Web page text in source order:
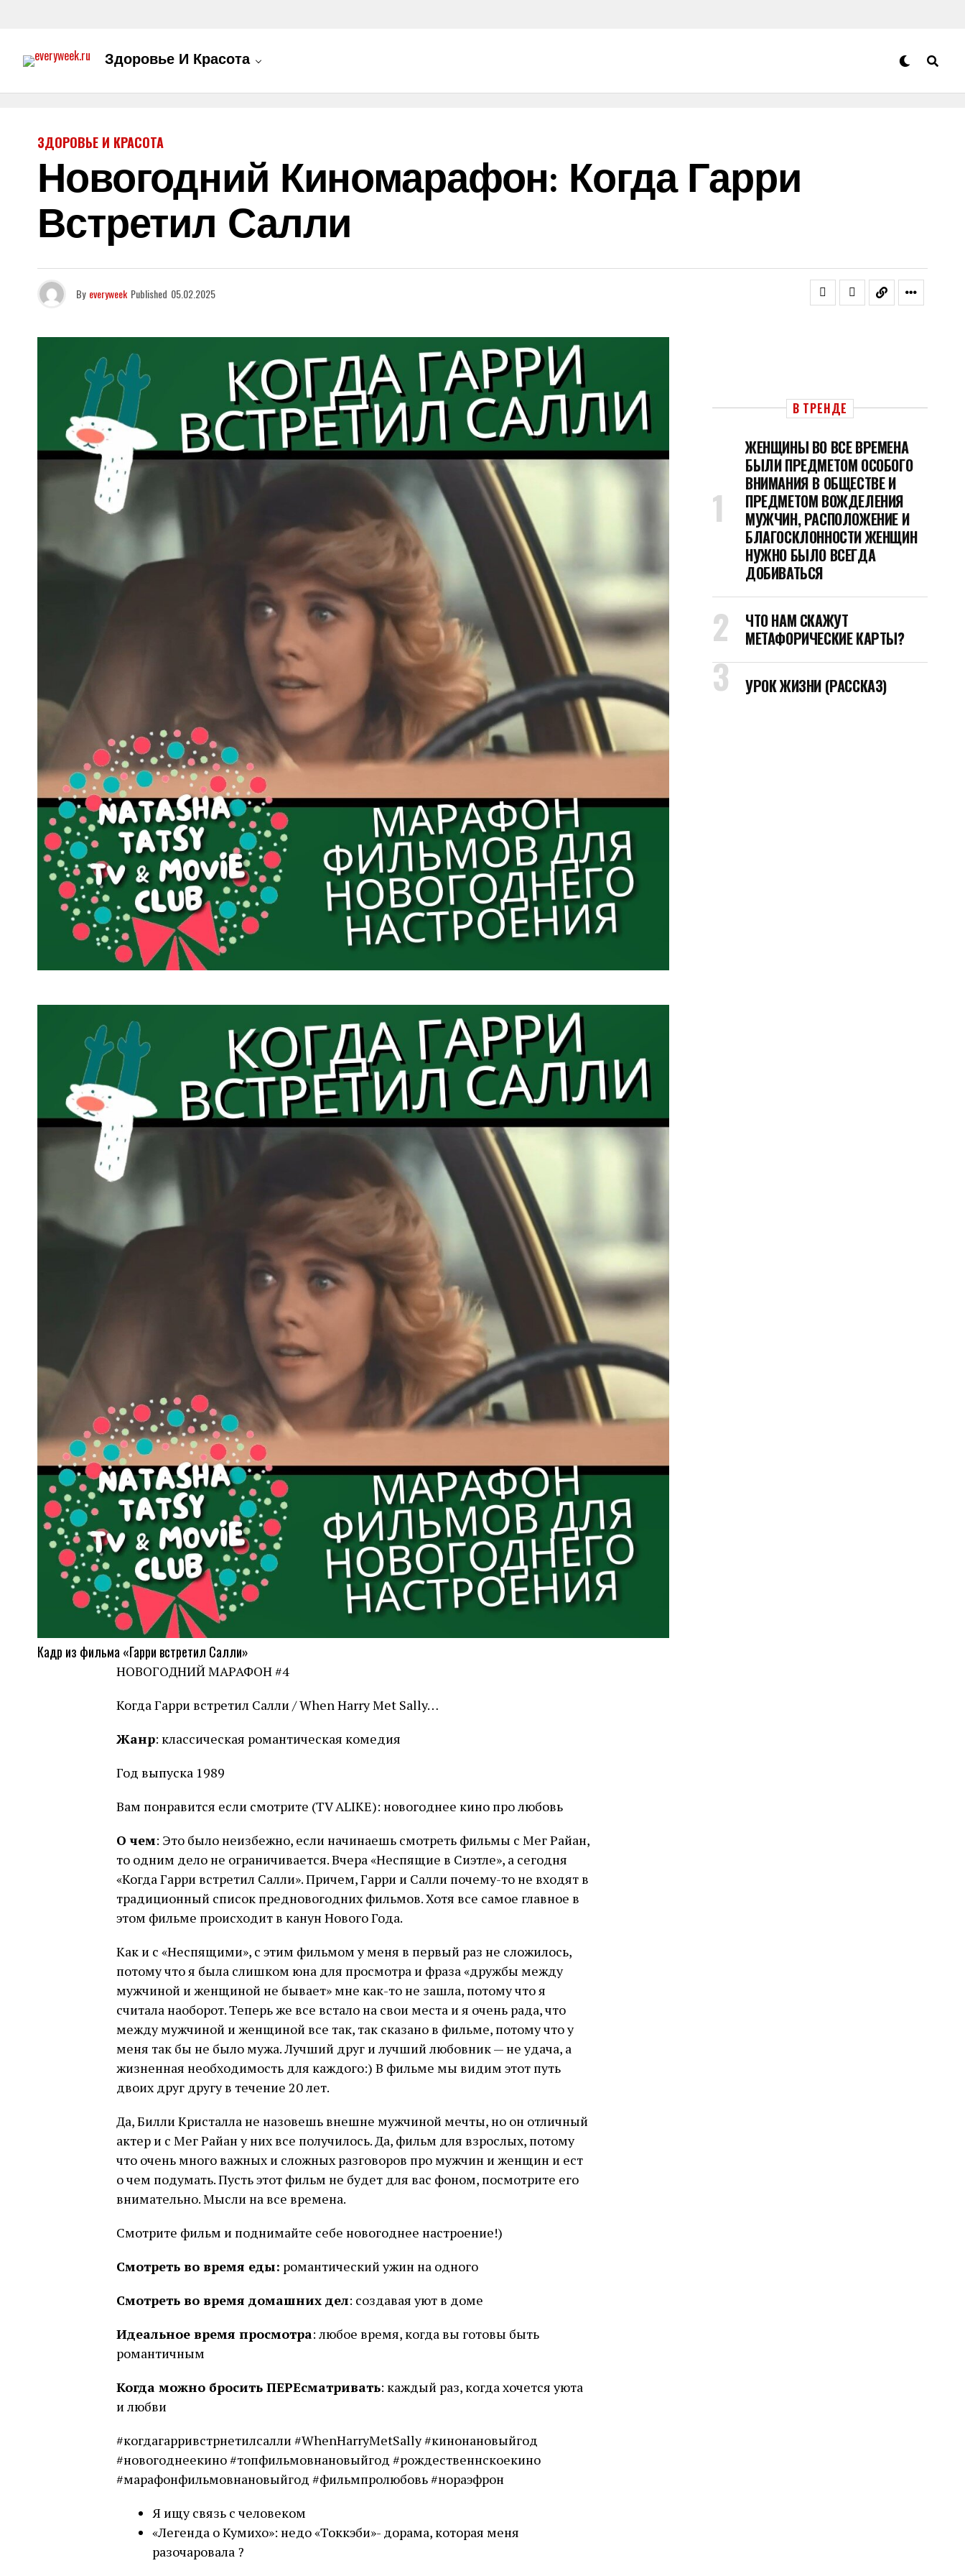
Здоровье И Красота
ЗДОРОВЬЕ И КРАСОТА
Новогодний Киномарафон: Когда Гарри
Встретил Салли
By everyweek Published 05.02.2025
Кадр из фильма «Гарри встретил Салли»
НОВОГОДНИЙ МАРАФОН #4
Когда Гарри встретил Салли / When Harry Met Sally…
Жанр: классическая романтическая комедия
Год выпуска 1989
Вам понравится если смотрите (TV ALIKE): новогоднее кино про любовь
О чем: Это было неизбежно, если начинаешь смотреть фильмы с Мег Райан,
то одним дело не ограничивается. Вчера «Неспящие в Сиэтле», а сегодня
«Когда Гарри встретил Салли». Причем, Гарри и Салли почему-то не входят в
традиционный список предновогодних фильмов. Хотя все самое главное в
этом фильме происходит в канун Нового Года.
Как и с «Неспящими», с этим фильмом у меня в первый раз не сложилось,
потому что я была слишком юна для просмотра и фраза «дружбы между
мужчиной и женщиной не бывает» мне как-то не зашла, потому что я
считала наоборот. Теперь же все встало на свои места и я очень рада, что
между мужчиной и женщиной все так, так сказано в фильме, потому что у
меня так бы не было мужа. Лучший друг и лучший любовник — не удача, а
жизненная необходимость для каждого:) В фильме мы видим этот путь
двоих друг другу в течение 20 лет.
Да, Билли Кристалла не назовешь внешне мужчиной мечты, но он отличный
актер и с Мег Райан у них все получилось. Да, фильм для взрослых, потому
что очень много важных и сложных разговоров про мужчин и женщин и ест
о чем подумать. Пусть этот фильм не будет для вас фоном, посмотрите его
внимательно. Мысли на все времена.
Смотрите фильм и поднимайте себе новогоднее настроение!)
Смотреть во время еды: романтический ужин на одного
Смотреть во время домашних дел: создавая уют в доме
Идеальное время просмотра: любое время, когда вы готовы быть
романтичным
Когда можно бросить ПЕРЕсматривать: каждый раз, когда хочется уюта
и любви
#когдагарривстрнетилсалли #WhenHarryMetSally #кинонановыйгод
#новогоднеекино #топфильмовнановыйгод #рождественнскоекино
#марафонфильмовнановыйгод #фильмпролюбовь #нораэфрон
Я ищу связь с человеком
«Легенда о Кумихо»: недо «Токкэби»- дорама, которая меня
разочаровала ?
В ТРЕНДЕ
ЖЕНЩИНЫ ВО ВСЕ ВРЕМЕНА
БЫЛИ ПРЕДМЕТОМ ОСОБОГО
ВНИМАНИЯ В ОБЩЕСТВЕ И
ПРЕДМЕТОМ ВОЖДЕЛЕНИЯ
МУЖЧИН, РАСПОЛОЖЕНИЕ И
БЛАГОСКЛОННОСТИ ЖЕНЩИН
НУЖНО БЫЛО ВСЕГДА
ДОБИВАТЬСЯ
ЧТО НАМ СКАЖУТ
МЕТАФОРИЧЕСКИЕ КАРТЫ?
УРОК ЖИЗНИ (РАССКАЗ)